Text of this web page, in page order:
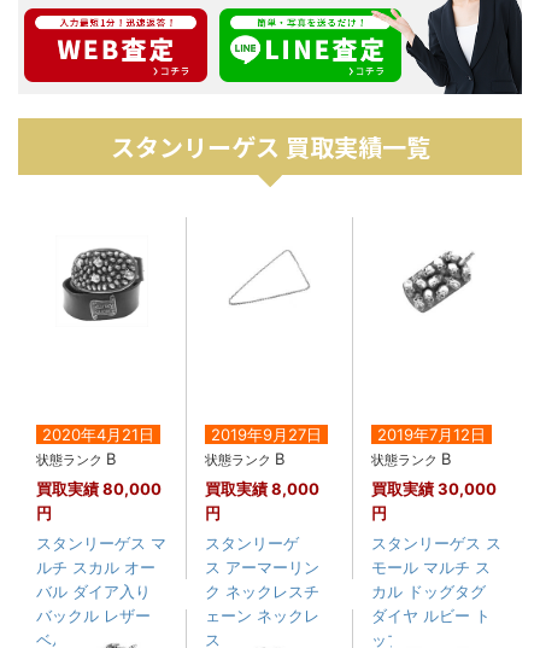
スタンリーゲス 買取実績一覧
2020年4月21日
状態ランク B
買取実績80,000
円
スタンリーゲス マ
ルチ スカル オー
バル ダイア入り
バックル レザー
ベル....
2019年9月27日
状態ランク B
買取実績8,000
円
スタンリーゲ
ス アーマーリン
ク ネックレスチ
ェーン ネックレ
ス 約56cm
2019年7月12日
状態ランク B
買取実績30,000
円
スタンリーゲス ス
モール マルチ ス
カル ドッグタグ
ダイヤ ルビー ト
ップ....